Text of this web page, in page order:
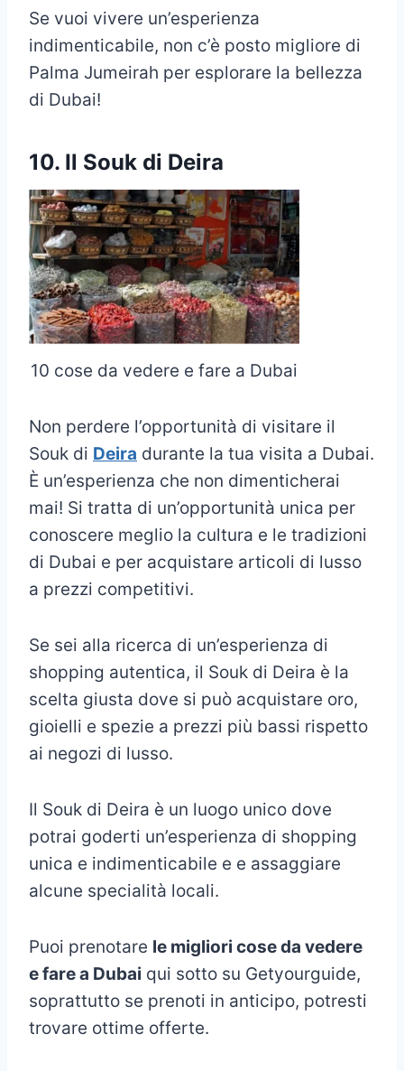
Se vuoi vivere un’esperienza
indimenticabile, non c’è posto migliore di
Palma Jumeirah per esplorare la bellezza
di Dubai!
10. Il Souk di Deira
10 cose da vedere e fare a Dubai
Non perdere l’opportunità di visitare il
Souk di Deira durante la tua visita a Dubai.
È un’esperienza che non dimenticherai
mai! Si tratta di un’opportunità unica per
conoscere meglio la cultura e le tradizioni
di Dubai e per acquistare articoli di lusso
a prezzi competitivi.
Se sei alla ricerca di un’esperienza di
shopping autentica, il Souk di Deira è la
scelta giusta dove si può acquistare oro,
gioielli e spezie a prezzi più bassi rispetto
ai negozi di lusso.
Il Souk di Deira è un luogo unico dove
potrai goderti un’esperienza di shopping
unica e indimenticabile e e assaggiare
alcune specialità locali.
Puoi prenotare le migliori cose da vedere
e fare a Dubai qui sotto su Getyourguide,
soprattutto se prenoti in anticipo, potresti
trovare ottime offerte.